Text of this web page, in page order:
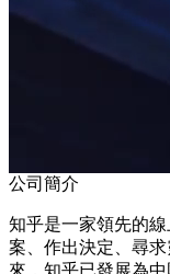
公司簡介
知乎是一家領先的
案、作出決定、尋